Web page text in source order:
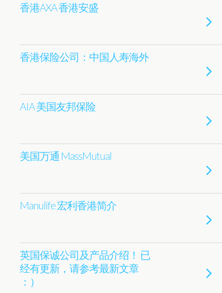
香港AXA 香港安盛
香港保险公司：中国人寿海外
AIA 美国友邦保险
美国万通 MassMutual
Manulife 宏利香港简介
英国保诚公司及产品介绍！ 已
经有更新，请参考最新文章
：）